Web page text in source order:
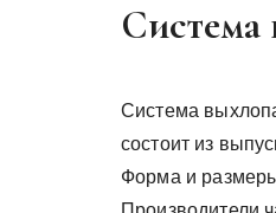
Система
Система
состоит из
Форма и